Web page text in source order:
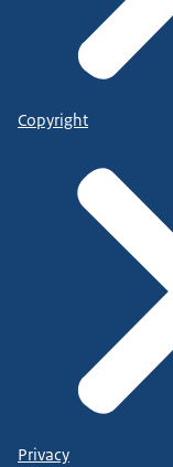
Copyright
Privacy